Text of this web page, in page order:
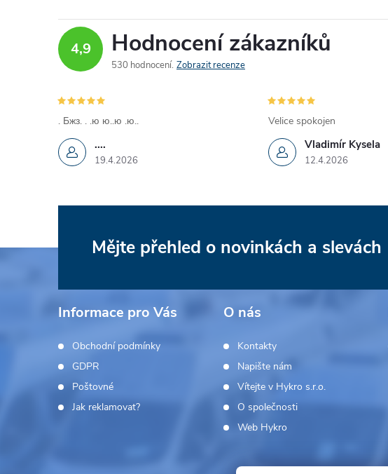
4,9 Hodnocení zákazníků
530 hodnocení Zobrazit recenze
....
19.4.2026
. Бжз. . .ю ю..ю .ю..
Vladimír Kysela
12.4.2026
Velice spokojen
Z
t
Mějte přehled o novinkách a slevách
Informace pro Vás
Obchodní podmínky
GDPR
Poštovné
Jak reklamovat?
O nás
Kontakty
Napište nám
Vítejte v Hykro s.r.o.
O společnosti
Web Hykro